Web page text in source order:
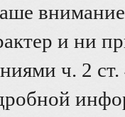
внимание
и ни
ч. 2